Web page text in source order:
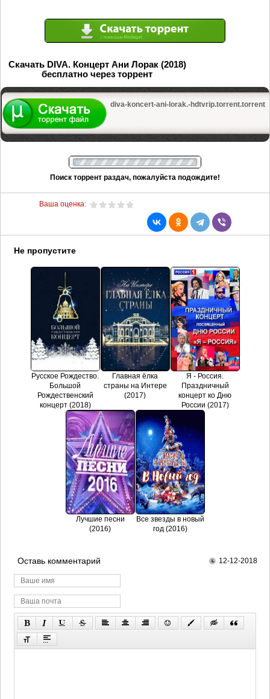
Скачать DIVA. Концерт Ани Лорак (2018)
бесплатно через торрент
diva-koncert-ani-lorak.-hdtvrip.torrent.torrent
Поиск торрент раздач, пожалуйста подождите!
Ваша оценка:
Не пропустите
Русское Рождество.
Большой
Рождественский
концерт (2018)
Главная ёлка
страны на Интере
(2017)
Я - Россия.
Праздничный
концерт ко Дню
России (2017)
Лучшие песни
(2016)
Все звезды в новый
год (2016)
Оставь комментарий 12-12-2018